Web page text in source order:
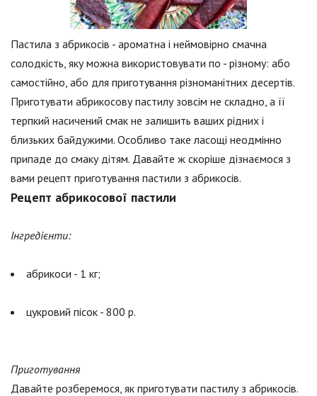
Пастила з абрикосів - ароматна і неймовірно смачна
солодкість, яку можна використовувати по - різному: або
самостійно, або для приготування різноманітних десертів.
Приготувати абрикосову пастилу зовсім не складно, а її
терпкий насичений смак не залишить ваших рідних і
близьких байдужими. Особливо таке ласощі неодмінно
припаде до смаку дітям. Давайте ж скоріше дізнаємося з
вами рецепт приготування пастили з абрикосів.
Рецепт абрикосової пастили
Інгредієнти:
абрикоси - 1 кг;
цукровий пісок - 800 р.
Приготування
Давайте розберемося, як приготувати пастилу з абрикосів.